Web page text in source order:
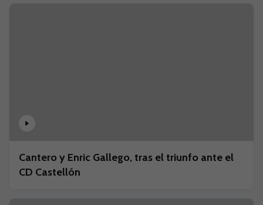
Cantero y Enric Gallego, tras el triunfo ante el
CD Castellón